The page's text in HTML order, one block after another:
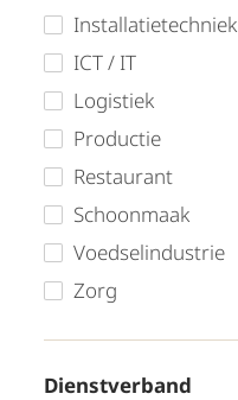
Installatietechniek
ICT / IT
Logistiek
Productie
Restaurant
Schoonmaak
Voedselindustrie
Zorg
Dienstverband